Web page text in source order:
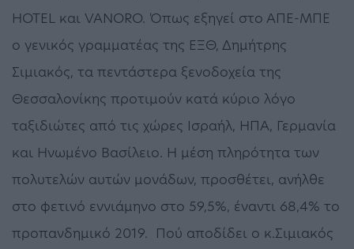
HOTEL και VANORO. Όπως εξηγεί στο ΑΠΕ-ΜΠΕ
ο γενικός γραμματέας της ΕΞΘ, Δημήτρης
Σιμιακός, τα πεντάστερα ξενοδοχεία της
Θεσσαλονίκης προτιμούν κατά κύριο λόγο
ταξιδιώτες από τις χώρες Ισραήλ, ΗΠΑ, Γερμανία
και Ηνωμένο Βασίλειο. Η μέση πληρότητα των
πολυτελών αυτών μονάδων, προσθέτει, ανήλθε
στο φετινό εννιάμηνο στο 59,5%, έναντι 68,4% το
προπανδημικό 2019. Πού αποδίδει ο κ.Σιμιακός